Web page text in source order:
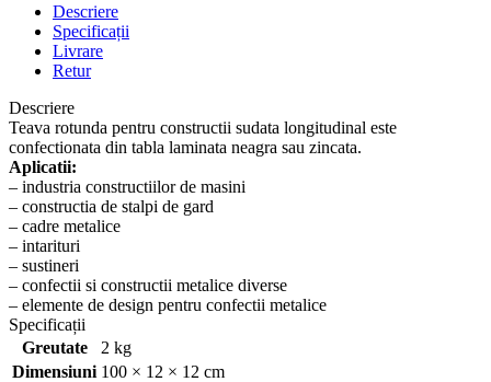
Descriere
Specificații
Livrare
Retur
Descriere
Teava rotunda pentru constructii sudata longitudinal este
confectionata din tabla laminata neagra sau zincata.
Aplicatii:
– industria constructiilor de masini
– constructia de stalpi de gard
– cadre metalice
– intarituri
– sustineri
– confectii si constructii metalice diverse
– elemente de design pentru confectii metalice
Specificații
Greutate
2 kg
Dimensiuni 100 × 12 × 12 cm